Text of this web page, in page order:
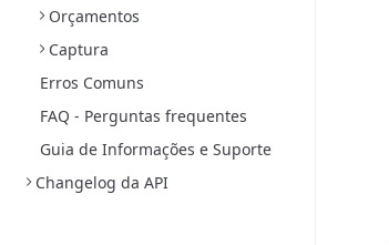
Orçamentos
Captura
Erros Comuns
FAQ - Perguntas frequentes
Guia de Informações e Suporte
Changelog da API